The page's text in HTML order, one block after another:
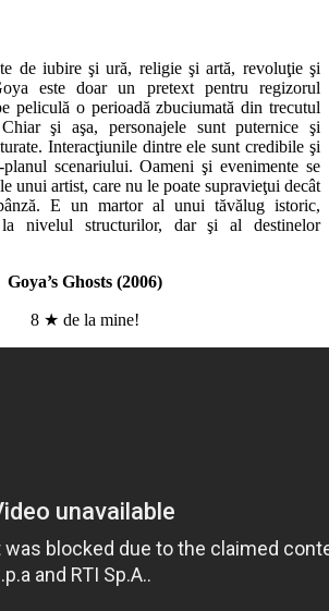
de iubire şi ură, religie şi artă, revoluţie şi
este doar un pretext pentru regizorul
peliculă o perioadă zbuciumată din trecutul
şi aşa, personajele sunt puternice şi
Interacţiunile dintre ele sunt credibile şi
scenariului. Oameni şi evenimente se
unui artist, care nu le poate supravieţui decât
E un martor al unui tăvălug istoric,
nivelul structurilor, dar şi al destinelor
Goya’s Ghosts (2006)
8 ★ de la mine!